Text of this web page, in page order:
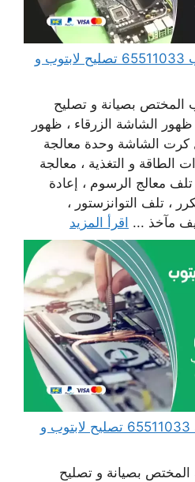
مهندس كمبيوتر النويصيب 65511033 تصليح لابتوب و
المختص بصيانة و تصليح
الشاشة الزرقاء ، ظهور
كرت الشاشة وحدة معالجة
و التغذية ، معالجة
معالج الرسوم ، إعادة
، تلف التوانزستور ،
مآخذ ... اقرأ المزيد
مهندس كمبيوتر الضباعية 65511033 تصليح لابتوب و
المختص بصيانة و تصليح